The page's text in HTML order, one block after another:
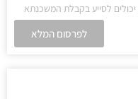
לסייע בקבלת המשכנתא
לפרסום המלא